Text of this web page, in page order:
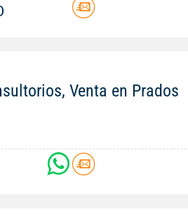
Venta en Prados